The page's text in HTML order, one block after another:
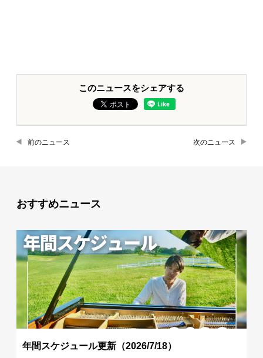
このニュースをシェアする
前のニュース 次のニュース
おすすめニュース
年間スケジュール更新（2026/7/18）